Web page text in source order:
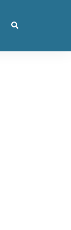
Search